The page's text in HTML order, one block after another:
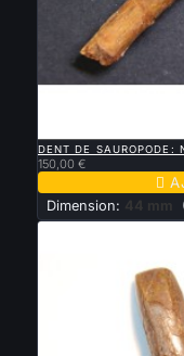
DENT DE SAUROPODE:
150,00 €

Dimension: 44 mm